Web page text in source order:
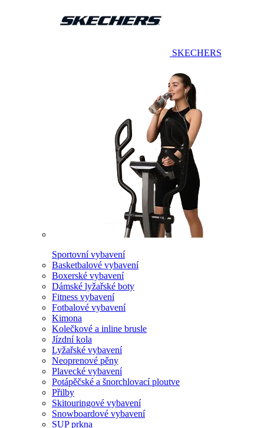
SKECHERS
Sportovní vybavení
Basketbalové vybavení
Boxerské vybavení
Dámské lyžařské boty
Fitness vybavení
Fotbalové vybavení
Kimona
Kolečkové a inline brusle
Jízdní kola
Lyžařské vybavení
Neoprenové pěny
Plavecké vybavení
Potápěčské a šnorchlovací ploutve
Přilby
Skitouringové vybavení
Snowboardové vybavení
SUP prkna